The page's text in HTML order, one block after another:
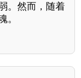
。然而，随着
。